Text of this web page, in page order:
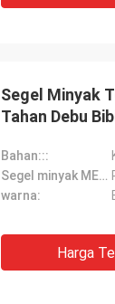
Segel Minyak
Tahan Debu
Bahan:::
Segel minyak MENGGUNAKAN:
warna:
Harga